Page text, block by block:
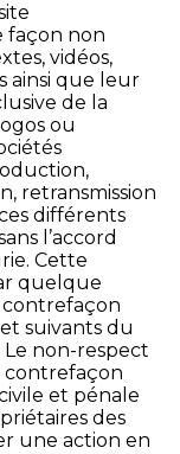
façon non
vidéos,
ainsi que leur
de la
ou
retransmission
différents
l’accord
Cette
quelque
suivants du
non-respect
et pénale
des
une action en